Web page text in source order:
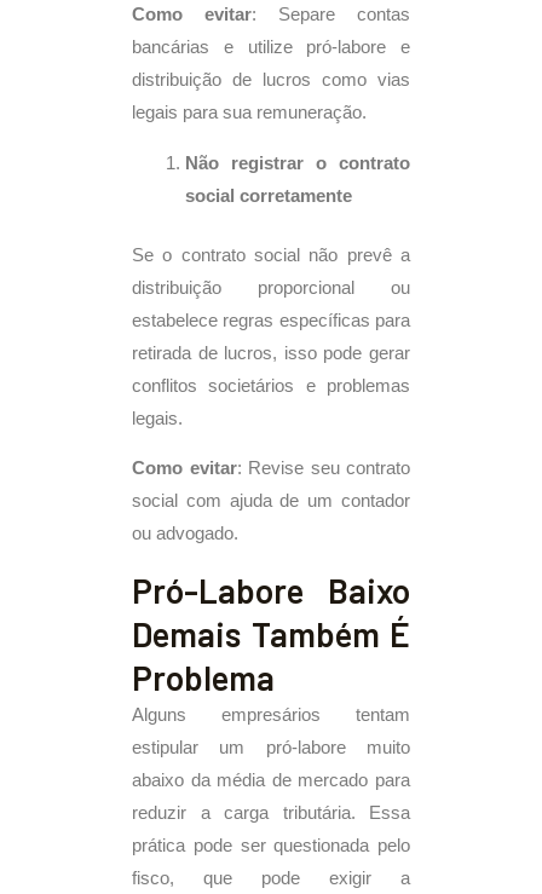
Como evitar: Separe contas
bancárias e utilize pró-labore e
distribuição de lucros como vias
legais para sua remuneração.
Não registrar o contrato
social corretamente
Se o contrato social não prevê a
distribuição proporcional ou
estabelece regras específicas para
retirada de lucros, isso pode gerar
conflitos societários e problemas
legais.
Como evitar: Revise seu contrato
social com ajuda de um contador
ou advogado.
Pró-Labore Baixo
Demais Também É
Problema
Alguns empresários tentam
estipular um pró-labore muito
abaixo da média de mercado para
reduzir a carga tributária. Essa
prática pode ser questionada pelo
fisco, que pode exigir a